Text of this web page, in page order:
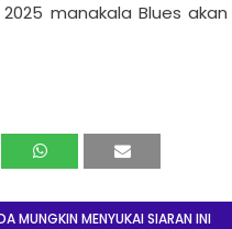
manakala Blues
MUNGKIN MENYUKAI SIARAN INI